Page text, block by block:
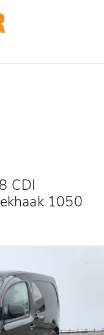
CDI
1050